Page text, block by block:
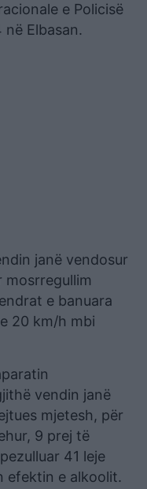
e Policisë
në Elbasan.
janë vendosur
mosrregullim
e banuara
20 km/h mbi
vendin janë
mjetesh, për
9 prej të
41 leje
efektin e alkoolit.